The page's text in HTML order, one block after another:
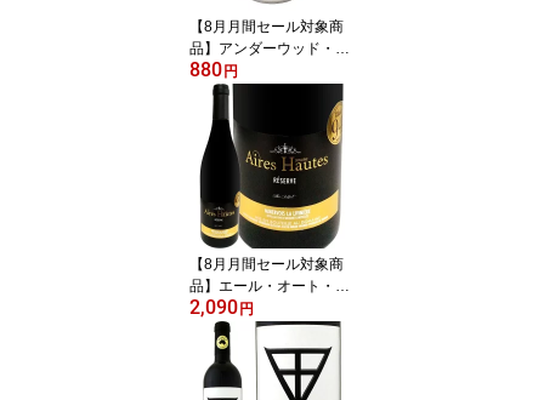
ー 柑橘系 桃 花の香り
【8月月間セール対象商
品】アンダーウッド・オ
レゴン・ロゼ(250ml缶入
り) アメリカ ロゼワイン
250ml Underwood Oreg
on 缶ワイン アルミ缶 ミ
ニ 一人飲み 旅行用 ピノ
グリ ミュスカ ピノ・ノ
ワール リースリング シ
ャルドネ 辛口 果実味 ミ
ネラル アルコール約12%
880円
【8月月間セール対象商
品】エール・オート・レ
ゼルヴ ミネルヴォワ・
ラ・リヴィニエール 201
7 フランス パーカー 750
ml 赤ワイン フルボディ
シラー50% グルナッシュ
2,090円